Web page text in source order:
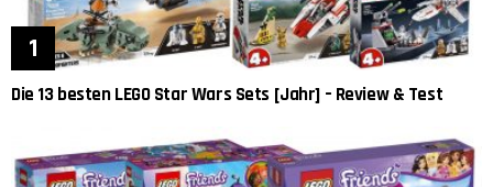
Die 13 besten LEGO Star Wars Sets [Jahr] – Review & Test